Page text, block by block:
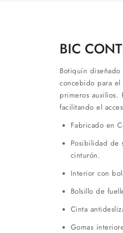
BIC
Botiquín
concebido para
primeros auxilios.
facilitando el
Fabricado en
Posibilidad de
cinturón.
Interior con
Bolsillo de
Cinta
Gomas